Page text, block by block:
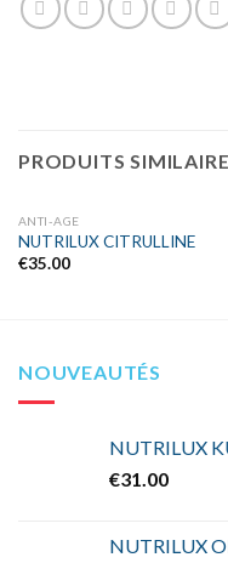
PRODUITS
ANTI-AGE
NUTRILUX CITRULLINE
€35.00
NOUVEAUTÉS
NUTRILUX
€31.00
NUTRILUX